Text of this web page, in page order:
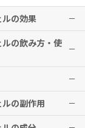
ルの効果
ださい。
の飲み方・使
。
の副作用